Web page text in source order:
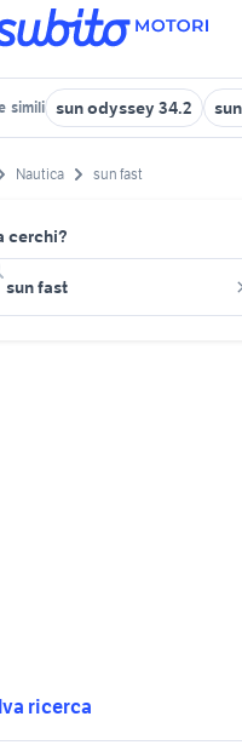
simili sun odyssey 34.2
Nautica sun fast
cerchi?
ricerca